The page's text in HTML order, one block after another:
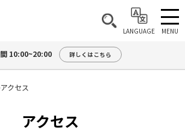
LANGUAGE MENU
10:00~20:00 詳しくはこちら
クセス
アクセス